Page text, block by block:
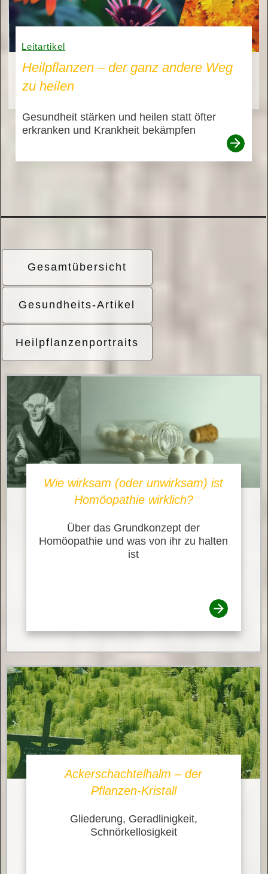
Leitartikel
Heilpflanzen – der ganz andere Weg
zu heilen
Gesundheit stärken und heilen statt öfter
erkranken und Krankheit bekämpfen
Gesamtübersicht
Gesundheits-Artikel
Heilpflanzenportraits
Wie wirksam (oder unwirksam) ist
Homöopathie wirklich?
Über das Grundkonzept der
Homöopathie und was von ihr zu halten
ist
Ackerschachtelhalm – der
Pflanzen-Kristall
Gliederung, Geradlinigkeit,
Schnörkellosigkeit